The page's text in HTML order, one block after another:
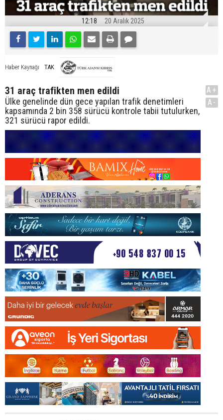
12:18 20 Aralık 2025
Haber Kaynağı TAK
31 araç trafikten men edildi
Ülke genelinde dün gece yapılan trafik denetimleri
kapsamında 2 bin 358 sürücü kontrole tabii tutulurken,
321 sürücü rapor edildi.
A+
A-